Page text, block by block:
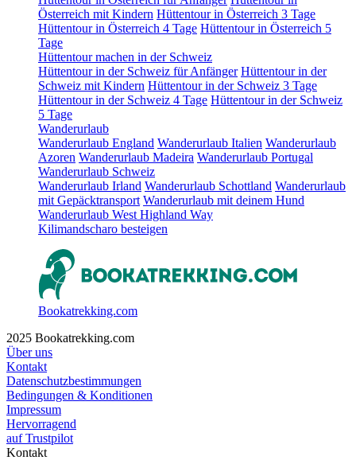
Österreich mit Kindern Hüttentour in Österreich 3 Tage
Hüttentour in Österreich 4 Tage Hüttentour in Österreich 5
Tage
Hüttentour machen in der Schweiz
Hüttentour in der Schweiz für Anfänger Hüttentour in der
Schweiz mit Kindern Hüttentour in der Schweiz 3 Tage
Hüttentour in der Schweiz 4 Tage Hüttentour in der Schweiz
5 Tage
Wanderurlaub
Wanderurlaub England Wanderurlaub Italien Wanderurlaub
Azoren Wanderurlaub Madeira Wanderurlaub Portugal
Wanderurlaub Schweiz
Wanderurlaub Irland Wanderurlaub Schottland Wanderurlaub
mit Gepäcktransport Wanderurlaub mit deinem Hund
Wanderurlaub West Highland Way
Kilimandscharo besteigen
Bookatrekking.com
2025 Bookatrekking.com
Über uns
Kontakt
Datenschutzbestimmungen
Bedingungen & Konditionen
Impressum
Hervorragend
auf Trustpilot
Kontakt